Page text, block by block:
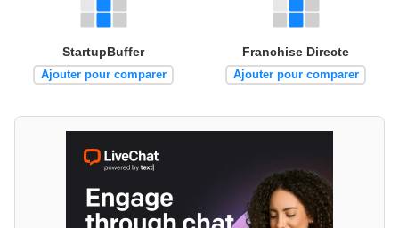
StartupBuffer
Ajouter pour comparer
Franchise Directe
Ajouter pour comparer